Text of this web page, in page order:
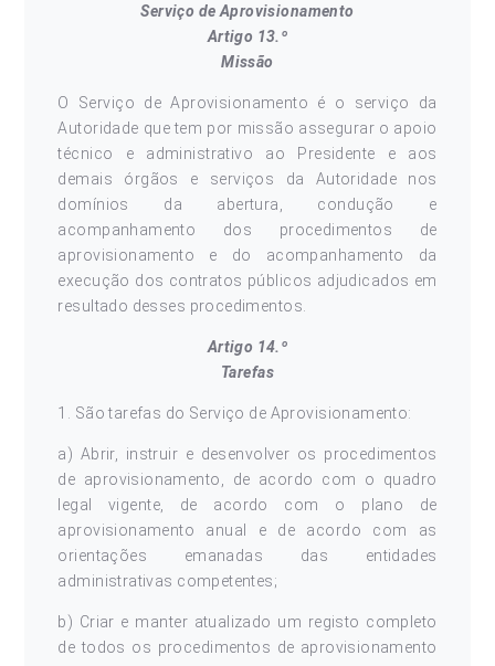
Serviço de Aprovisionamento
Artigo 13.º
Missão
O Serviço de Aprovisionamento é o serviço da
Autoridade que tem por missão assegurar o apoio
técnico e administrativo ao Presidente e aos
demais órgãos e serviços da Autoridade nos
domínios da abertura, condução e
acompanhamento dos procedimentos de
aprovisionamento e do acompanhamento da
execução dos contratos públicos adjudicados em
resultado desses procedimentos.
Artigo 14.º
Tarefas
1. São tarefas do Serviço de Aprovisionamento:
a) Abrir, instruir e desenvolver os procedimentos
de aprovisionamento, de acordo com o quadro
legal vigente, de acordo com o plano de
aprovisionamento anual e de acordo com as
orientações emanadas das entidades
administrativas competentes;
b) Criar e manter atualizado um registo completo
de todos os procedimentos de aprovisionamento